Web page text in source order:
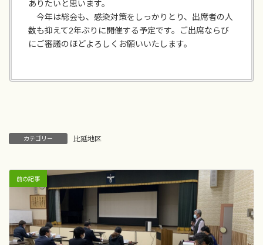
ありたいと思います。
今年は総会も、感染対策をしっかりとり、出席者の人
数も抑えて2年ぶりに開催する予定です。ご出席ならび
にご審議のほどよろしくお願いいたします。
カテゴリー 比延地区
前の記事